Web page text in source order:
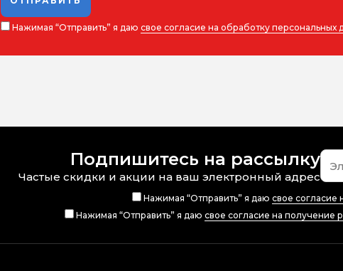
Нажимая “Отправить” я даю свое согласие на обработку персональных
Подпишитесь на рассылку
Частые скидки и акции на ваш электронный адрес
Нажимая “Отправить” я даю свое согласие
Нажимая “Отправить” я даю свое согласие на получение